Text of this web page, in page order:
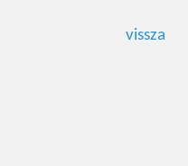
vissza